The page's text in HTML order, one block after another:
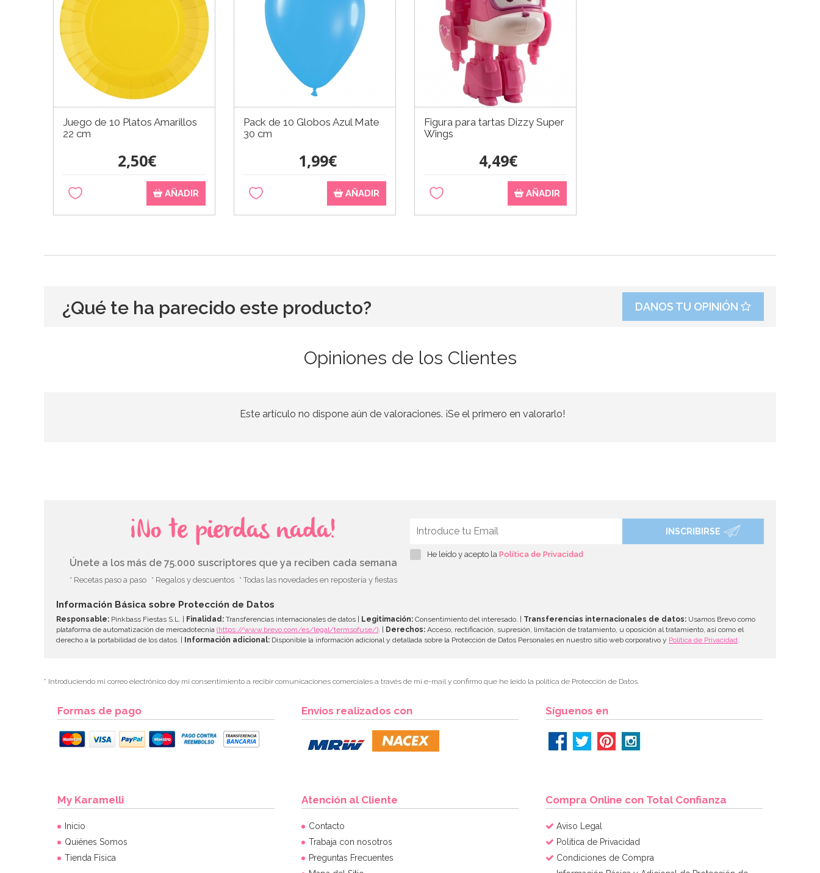
Juego de 10 Platos Amarillos
22 cm
2,50€
AÑADIR
Pack de 10 Globos Azul Mate
30 cm
1,99€
AÑADIR
Figura para tartas Dizzy Super
Wings
4,49€
AÑADIR
¿Qué te ha parecido este producto? DANOS TU OPINIÓN
Opiniones de los Clientes
Este artículo no dispone aún de valoraciones. ¡Se el primero en valorarlo!
¡No te pierdas nada!
Únete a los más de 75.000 suscriptores que ya reciben cada semana
* Recetas paso a paso * Regalos y descuentos * Todas las novedades en repostería y fiestas
INSCRIBIRSE
He leído y acepto la Política de Privacidad
Información Básica sobre Protección de Datos
Responsable: Pinkbass Fiestas S.L. | Finalidad: Transferencias internacionales de datos | Legitimación: Consentimiento del interesado. | Transferencias internacionales de datos: Usamos Brevo como
plataforma de automatización de mercadotecnia (https://www.brevo.com/es/legal/termsofuse/) . | Derechos: Acceso, rectificación, supresión, limitación de tratamiento, u oposición al tratamiento, así como el
derecho a la portabilidad de los datos. | Información adicional: Disponible la información adicional y detallada sobre la Protección de Datos Personales en nuestro sitio web corporativo y Política de Privacidad
* Introduciendo mi correo electrónico doy mi consentimiento a recibir comunicaciones comerciales a través de mi e-mail y confirmo que he leído la política de Protección de Datos.
Formas de pago Envíos realizados con Síguenos en
My Karamelli
Inicio
Quiénes Somos
Tienda Física
Atención al Cliente
Contacto
Trabaja con nosotros
Preguntas Frecuentes
Compra Online con Total Confianza
Aviso Legal
Política de Privacidad
Condiciones de Compra